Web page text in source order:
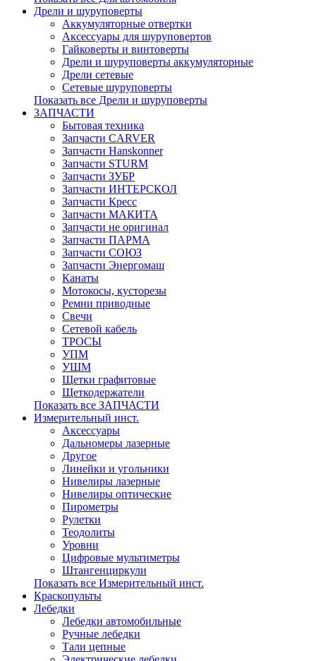
Дрели и шуруповерты
Аккумуляторные отвертки
Аксессуары для шуруповертов
Гайковерты и винтоверты
Дрели и шуруповерты аккумуляторные
Дрели сетевые
Сетевые шуруповерты
Показать все Дрели и шуруповерты
ЗАПЧАСТИ
Бытовая техника
Запчасти CARVER
Запчасти Hanskonner
Запчасти STURM
Запчасти ЗУБР
Запчасти ИНТЕРСКОЛ
Запчасти Кресс
Запчасти МАКИТА
Запчасти не оригинал
Запчасти ПАРМА
Запчасти СОЮЗ
Запчасти Энергомаш
Канаты
Мотокосы, кусторезы
Ремни приводные
Свечи
Сетевой кабель
ТРОСЫ
УПМ
УШМ
Щетки графитовые
Щеткодержатели
Показать все ЗАПЧАСТИ
Измерительный инст.
Аксессуары
Дальномеры лазерные
Другое
Линейки и угольники
Нивелиры лазерные
Нивелиры оптические
Пирометры
Рулетки
Теодолиты
Уровни
Цифровые мультиметры
Штангенциркули
Показать все Измерительный инст.
Краскопульты
Лебедки
Лебедки автомобильные
Ручные лебедки
Тали цепные